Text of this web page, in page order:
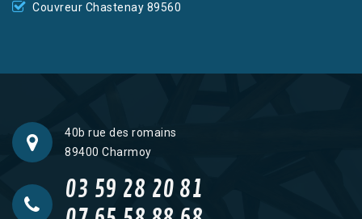
Couvreur Chastenay 89560
40b rue des romains
89400 Charmoy
03 59 28 20 81